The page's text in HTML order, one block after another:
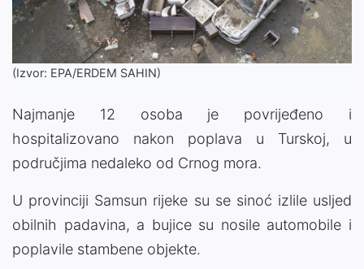
(Izvor: EPA/ERDEM SAHIN)
Najmanje 12 osoba je povrijeđeno i
hospitalizovano nakon poplava u Turskoj, u
područjima nedaleko od Crnog mora.
U provinciji Samsun rijeke su se sinoć izlile usljed
obilnih padavina, a bujice su nosile automobile i
poplavile stambene objekte.